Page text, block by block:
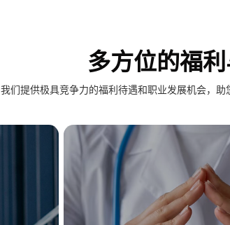
多方位的福
我们提供极具竞争力的福利待遇和职业发展机会，助